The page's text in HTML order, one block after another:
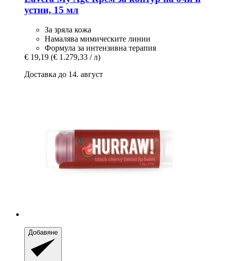
устни, 15 мл
За зряла кожа
Намалява мимическите линии
Формула за интензивна терапия
€ 19,19 (€ 1.279,33 / л)
Доставка до 14. август
Добавяне